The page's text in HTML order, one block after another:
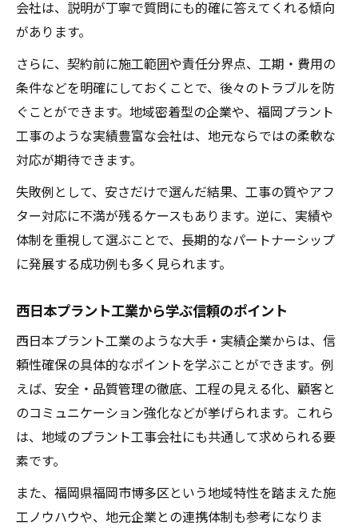
会社は、説明が丁寧で質問にも的確に答えてくれる傾向
があります。
さらに、契約前に施工範囲や責任分界点、工期・費用の
条件などを明確にしておくことで、後々のトラブルを防
ぐことができます。地域密着型の企業や、福岡プラント
工事のような実績豊富な会社は、地元ならではの柔軟な
対応が期待できます。
失敗例として、安さだけで選んだ結果、工事の質やアフ
ター対応に不満が残るケースもあります。逆に、実績や
体制を重視して選ぶことで、長期的なパートナーシップ
に発展する成功例も多く見られます。
西日本プラント工業から学ぶ信頼のポイント
西日本プラント工業のような大手・実績企業からは、信
頼性確保の具体的なポイントを学ぶことができます。例
えば、安全・品質管理の徹底、工程の見える化、顧客と
のコミュニケーション強化などが挙げられます。これら
は、地域のプラント工事会社にも共通して求められる要
素です。
また、福岡県福岡市博多区という地域特性を踏まえた施
工ノウハウや、地元企業との連携体制も参考になりま